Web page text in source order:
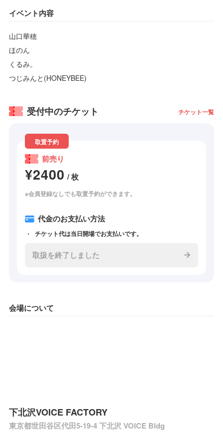
イベント内容
山口華穂
ほのん
くるみ。
つじみんと(HONEYBEE)
受付中のチケット チケット一覧
取置予約
前売り
¥2400 / 枚
※会員登録なしでも取置予約ができます。
代金のお支払い方法
チケット代は当日開場でお支払いです。
取扱を終了しました
会場について
下北沢VOICE FACTORY
東京都世田谷区代田5-19-4 下北沢 VOICE Bldg